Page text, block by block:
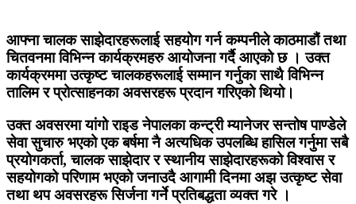
आफ्ना चालक साझेदारहरूलाई सहयोग गर्न कम्पनीले काठमाडौं तथा
चितवनमा विभिन्न कार्यक्रमहरु आयोजना गर्दै आएको छ । उक्त
कार्यक्रममा उत्कृष्ट चालकहरूलाई सम्मान गर्नुका साथै विभिन्न
तालिम र प्रोत्साहनका अवसरहरू प्रदान गरिएको थियो।
उक्त अवसरमा यांगो राइड नेपालका कन्ट्री म्यानेजर सन्तोष पाण्डेले
सेवा सुचारु भएको एक बर्षमा नै अत्यधिक उपलब्धि हासिल गर्नुमा सबै
प्रयोगकर्ता, चालक साझेदार र स्थानीय साझेदारहरूको विश्वास र
सहयोगको परिणाम भएको जनाउदै आगामी दिनमा अझ उत्कृष्ट सेवा
तथा थप अवसरहरू सिर्जना गर्ने प्रतिबद्धता व्यक्त गरे ।